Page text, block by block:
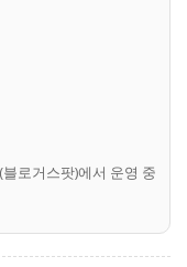
로거스팟)에서 운영 중